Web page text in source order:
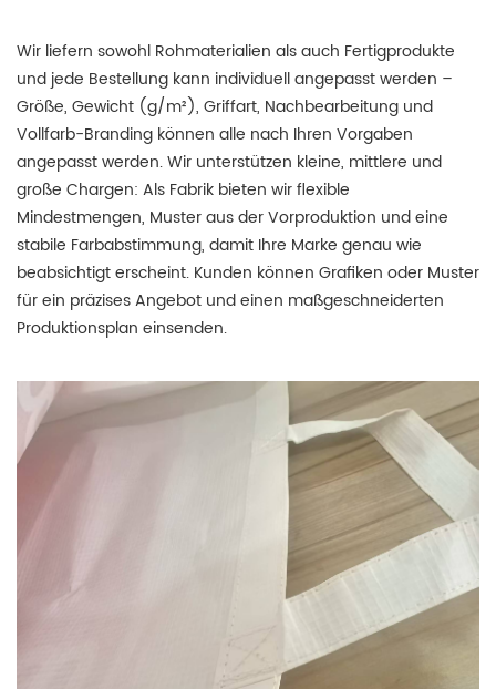
Wir liefern sowohl Rohmaterialien als auch Fertigprodukte
und jede Bestellung kann individuell angepasst werden –
Größe, Gewicht (g/m²), Griffart, Nachbearbeitung und
Vollfarb-Branding können alle nach Ihren Vorgaben
angepasst werden.Wir unterstützen kleine, mittlere und
große Chargen: Als Fabrik bieten wir flexible
Mindestmengen, Muster aus der Vorproduktion und eine
stabile Farbabstimmung, damit Ihre Marke genau wie
beabsichtigt erscheint. Kunden können Grafiken oder Muster
für ein präzises Angebot und einen maßgeschneiderten
Produktionsplan einsenden.